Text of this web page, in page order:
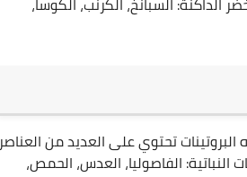
البروتينات تحتوي على العديد من العناصر
الفاصوليا، العدس، الحمص،